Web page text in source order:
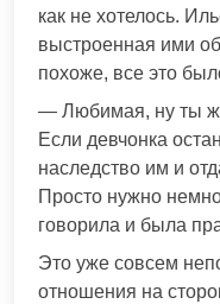
как не хотелось.
выстроенная ими
похоже, все это
— Любимая, ну ты
Если девчонка
наследство им и
Просто нужно
говорила и была
Это уже совсем
отношения на